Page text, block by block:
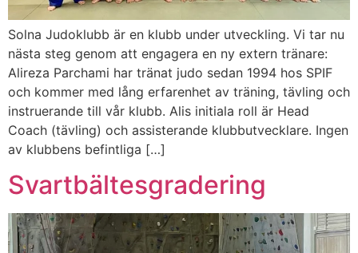
Solna Judoklubb är en klubb under utveckling. Vi tar nu
nästa steg genom att engagera en ny extern tränare:
Alireza Parchami har tränat judo sedan 1994 hos SPIF
och kommer med lång erfarenhet av träning, tävling och
instruerande till vår klubb. Alis initiala roll är Head
Coach (tävling) och assisterande klubbutvecklare. Ingen
av klubbens befintliga […]
Svartbältesgradering